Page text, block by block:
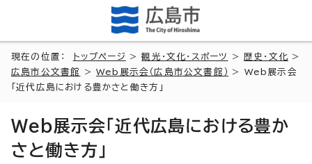
現在の位置： トップページ >観光・文化・スポーツ > 歴史・文化 >
広島市公文書館
>Web展示会（広島市公文書館）
> Web展示会
「近代広島における豊かさと働き方」
Web展示会「近代広島における豊か
さと働き方」